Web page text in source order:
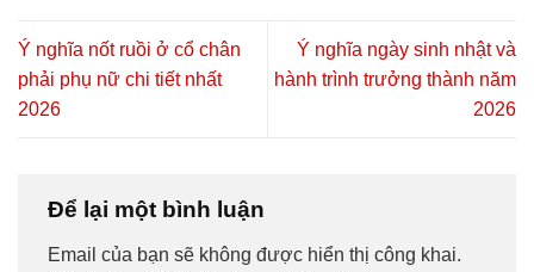
Ý nghĩa nốt ruồi ở cổ chân
phải phụ nữ chi tiết nhất
2026
Ý nghĩa ngày sinh nhật và
hành trình trưởng thành năm
2026
Để lại một bình luận
Email của bạn sẽ không được hiển thị công khai.